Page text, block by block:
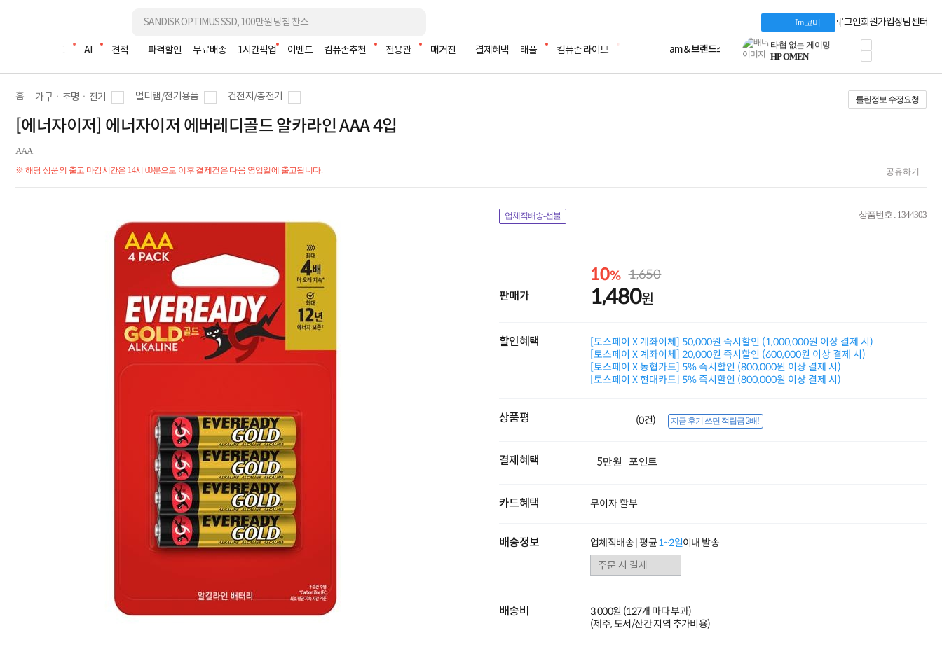
I'm 코미 로그인회원가입상담센터
조립PC AI 견적 파격할인 무료배송 1시간픽업 이벤트 컴퓨존추천 전용관 매거진 결제혜택 래플 컴퓨존 라이브
LG gram & 브랜드스토어
Microsoft 브랜드스토어
AMD 브랜드스토어
Dell 구매 찬스
프로 에센셜
타협 없는 게이밍
HP OMEN
로지텍
시스코 스위칭허브
누적 금액 별
적립금 페이백!
Dell 구매왕
홈 가구ㆍ조명ㆍ전기 멀티탭/전기용품 건전지/충전기 틀린정보 수정요청
[에너자이저] 에너자이저 에버레디골드 알카라인 AAA 4입
AAA
※ 해당 상품의 출고 마감시간은 14시 00분으로 이후 결제건은 다음 영업일에 출고됩니다. 공유하기
업체직배송-선불 상품번호 : 1344303
판매가
10% 1,650
1,480원
할인혜택
[토스페이 X 계좌이체] 50,000원 즉시할인 (1,000,000원 이상 결제 시)
[토스페이 X 계좌이체] 20,000원 즉시할인 (600,000원 이상 결제 시)
[토스페이 X 농협카드] 5% 즉시할인 (800,000원 이상 결제 시)
[토스페이 X 현대카드] 5% 즉시할인 (800,000원 이상 결제 시)
상품평 (0건) 지금 후기 쓰면 적립금 2배!
결제혜택 5만원 포인트
카드혜택 무이자 할부
배송정보 업체직배송 | 평균1~2일이내 발송
배송비
3,000원 (127개 마다 부과)
(제주, 도서/산간 지역 추가비용)